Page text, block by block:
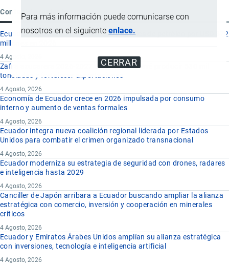
Para más información puede comunicarse con
nosotros en el siguienteenlace.
CERRAR
Contenido reciente
Ecuador exportará 10,8 millones de barriles de petróleo por USD 872
millones en 2026
4 Agosto, 2026
Zafra azucarera 2026-2027 de Ecuador prevé producir 530 mil
toneladas y fortalecer exportaciones
4 Agosto, 2026
Economía de Ecuador crece en 2026 impulsada por consumo
interno y aumento de ventas formales
4 Agosto, 2026
Ecuador integra nueva coalición regional liderada por Estados
Unidos para combatir el crimen organizado transnacional
4 Agosto, 2026
Ecuador moderniza su estrategia de seguridad con drones, radares
e inteligencia hasta 2029
4 Agosto, 2026
Canciller de Japón arribara a Ecuador buscando ampliar la alianza
estratégica con comercio, inversión y cooperación en minerales
críticos
4 Agosto, 2026
Ecuador y Emiratos Árabes Unidos amplían su alianza estratégica
con inversiones, tecnología e inteligencia artificial
4 Agosto, 2026